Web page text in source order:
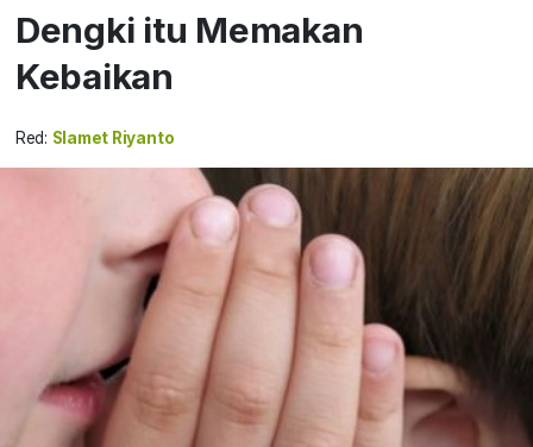
Dengki itu Memakan
Kebaikan
Red: Slamet Riyanto